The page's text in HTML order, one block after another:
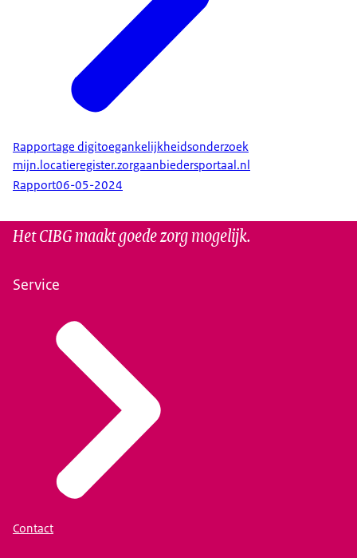
Rapportage digitoegankelijkheidsonderzoek
mijn.locatieregister.zorgaanbiedersportaal.nl
Rapport06-05-2024
Het CIBG maakt goede zorg mogelijk.
Service
Contact